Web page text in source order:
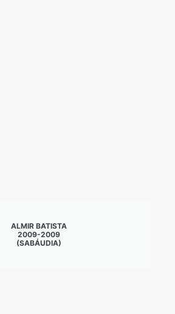
ALMIR BATISTA
2009-2009
(SABÁUDIA)